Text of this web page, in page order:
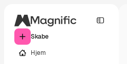
Skabe
Hjem